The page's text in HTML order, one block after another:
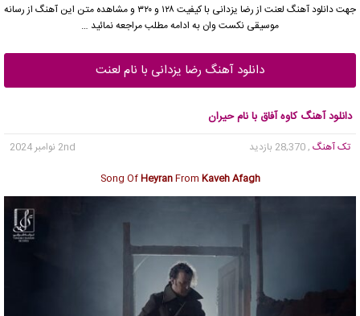
جهت دانلود آهنگ لعنت از رضا یزدانی
با کیفیت ۱۲۸ و ۳۲۰ و مشاهده متن این آهنگ از رسانه
موسیقی نکست وان به ادامه مطلب مراجعه نمائید …
دانلود آهنگ رضا یزدانی با نام لعنت
دانلود آهنگ کاوه آفاق با نام حیران
تک آهنگ , 28,370 بازدید
2nd نوامبر 2024
Song OfHeyranFrom Kaveh Afagh